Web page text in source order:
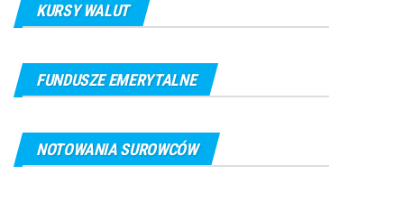
KURSY WALUT
FUNDUSZE EMERYTALNE
NOTOWANIA SUROWCÓW